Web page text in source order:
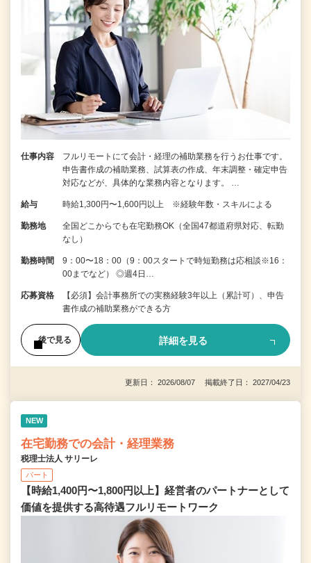
仕事内容
フルリモートにて会計・経理の補助業務を行うお仕事です。
申告書作成の補助業務、試算表の作成、年末調整・確定申告
対応などが、具体的な業務内容となります。 …
給与 時給1,300円〜1,600円以上 ※経験年数・スキルによる
勤務地
全国どこからでも在宅勤務OK（全国47都道府県対応、転勤
なし）
勤務時間
9：00〜18：00（9：00スタートで時短勤務は応相談※16：
00までなど） ◎週4日…
応募資格
【必須】会計事務所での実務経験3年以上（累計可）、申告
書作成の補助業務ができる方
後で見る 詳細を見る
更新日： 2026/08/07 掲載終了日： 2027/04/23
NEW
在宅勤務での会計・経理業務
税理士法人 サリーレ
パート
【時給1,400円〜1,800円以上】経営者のパートナーとして
価値を提供する⾼待遇フルリモートワーク